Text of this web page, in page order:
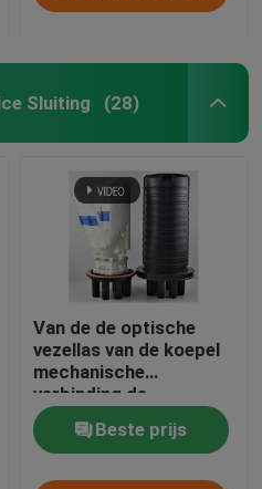
Sluiting (28)
Van de de optische
vezellas van de koepel
mechanische
verbinding de
sluitingspp abs sillicon
rubber, lucht 505
xd200mm
max288core, GJS20-
Beste prijs